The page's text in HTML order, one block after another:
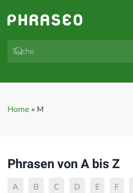
Zum Hauptinhalt springen
Home » M
Phrasen von A bis Z
A B C D E F